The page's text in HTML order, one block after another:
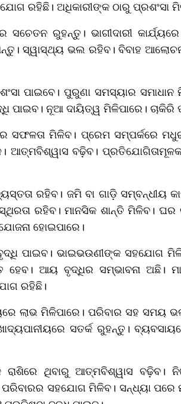
ରହିଛି। ଅଧିକାରୀଙ୍କ ଠାରୁ ପ୍ରଶଂସା
ସଚେତନ ରୁହନ୍ତୁ। ଭାଗୀଦାରୀ
ସ୍ୱାସ୍ଥ୍ୟ ଭଲ ରହିବ। ବିବାହ
ପାଇବେ। ପୁରୁଣା ସମସ୍ୟାର
ପାଇବ। ନୂଆ ଦାୟିତ୍ୱ ମିଳିପାରେ। ଚାକିରି
ସଫଳତା ମିଳିବ। ପ୍ରେମ ସମ୍ପର୍କରେ
ଆତ୍ମବିଶ୍ୱାସ ବଢ଼ିବ।
ରହିବ। ଜମି ବା ଗାଡ଼ି
ରହିବ। ମାନସିକ ଶାନ୍ତି ମିଳିବ।
ହୋଇପାରେ।
ପାଇବ। ଭାଇଭଉଣୀଙ୍କ ସହଯୋଗ
ଆୟ ବୃଦ୍ଧିର ସମ୍ଭାବନା ଅଛି।
ରହିଛି।
ଲାଭ ମିଳିପାରେ। ପରିବାର ସହ ସମୟ
ସତର୍କ ରୁହନ୍ତୁ।
ଥିବାରୁ ଆତ୍ମବିଶ୍ୱାସ ବଢ଼ିବ।
ସହଯୋଗ ମିଳିବ। ସନ୍ଧ୍ୟା